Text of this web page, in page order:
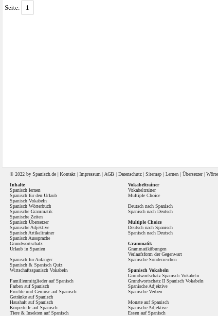
Seite: 1
© 2022 by Spanisch .de | Kontakt | Impressum | AGB | Datenschutz | Sitemap | Lernen | Übersetzer|
Inhalte
Spanisch lernen
Spanisch für den Urlaub
Spanisch Vokabeln
Spanisch Wörterbuch
Spanische Grammatik
Spanische Zeiten
Spanisch Übersetzer
Spanische Adjektive
Spanisch Artikeltrainer
Spanisch Aussprache
Grundwortschatz
Urlaub in Spanien
Spanisch für Anfänger
Spanisch & Spanisch Quiz
Wirtschaftsspanisch Vokabeln
Familienmitglieder auf Spanisch
Farben auf Spanisch
Früchte und Gemüse auf Spanisch
Getränke auf Spanisch
Haushalt auf Spanisch
Körperteile auf Spanisch
Tiere & Insekten auf Spanisch
Vokabeltrainer
Vokabeltrainer
Multiple Choice
Deutsch nach Spanisch
Spanisch nach Deutsch
Multiple Choice
Deutsch nach Spanisch
Spanisch nach Deutsch
Grammatik
Grammatikübungen
Verlaufsform der Gegenwart
Spanische Sonderzeichen
Spanisch Vokabeln
Grundwortschatz Spanisch Vokabeln
Grundwortschatz II Spanisch Vokabeln
Spanische Adjektive
Spanische Verben
Monate auf Spanisch
Spanische Adjektive
Essen auf Spanisch